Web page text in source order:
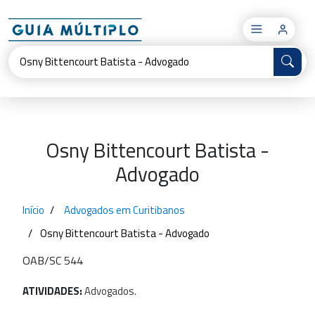
×
Osny Bittencourt Batista -
Advogado
Início
Advogados em Curitibanos
Osny Bittencourt Batista - Advogado
OAB/SC 544
ATIVIDADES:Advogados.